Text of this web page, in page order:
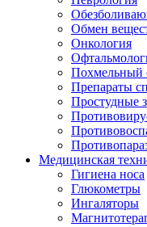
Обмен
Онкология
Похмельный
Препараты
Простудные
Медицинская
Гигиена носа
Глюкометры
Ингаляторы